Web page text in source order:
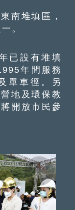
南堆填區，
。
已設有堆填
年間服務
單車徑。另
地及環保教
開放市民參